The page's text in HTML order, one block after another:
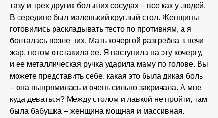
тазу и трех других больших сосудах – все как у людей.
В середине был маленький круглый стол. Женщины
готовились раскладывать тесто по противням, а я
болталась возле них. Мать кочергой разгребла в печи
жар, потом отставила ее. Я наступила на эту кочергу,
и ее металлическая ручка ударила маму по голове. Вы
можете представить себе, какая это была дикая боль
– она выпрямилась и очень сильно закричала. А мне
куда деваться? Между столом и лавкой не пройти, там
была бабушка – женщина мощная и массивная.